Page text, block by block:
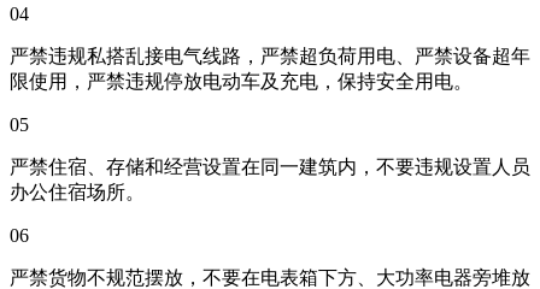
04
严禁违规私搭乱接电气线路，严禁超负荷用电、严禁设备超年
限使用，严禁违规停放电动车及充电，保持安全用电。
05
严禁住宿、存储和经营设置在同一建筑内，不要违规设置人员
办公住宿场所。
06
严禁货物不规范摆放，不要在电表箱下方、大功率电器旁堆放